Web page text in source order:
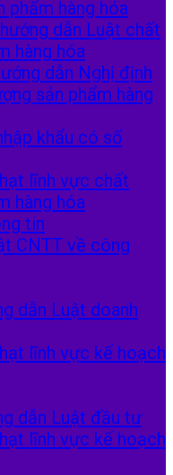
phẩm hàng hóa
dẫn Luật chất
hàng hóa
dẫn Nghị định
sản phẩm hàng
khẩu có số
lĩnh vực chất
hàng hóa
tin
CNTT về công
dẫn Luật doanh
lĩnh vực kế hoạch
dẫn Luật đầu tư
lĩnh vực kế hoạch